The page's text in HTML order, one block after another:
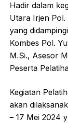
Hadir dalam
Utara Irjen Pol.
yang
Kombes Pol.
M.Si., Asesor
Peserta
Kegiatan
akan
– 17 Mei 2024